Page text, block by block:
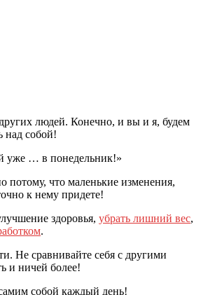
других людей. Конечно, и вы и я, будем
над собой!
уже … в понедельник!»
потому, что маленькие изменения,
к нему придете!
здоровья, убрать лишний вес,
.
Не сравнивайте себя с другими
и ничей более!
собой каждый день!